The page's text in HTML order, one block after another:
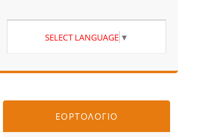
SELECT LANGUAGE ▼
ΕΟΡΤΟΛΟΓΙΟ